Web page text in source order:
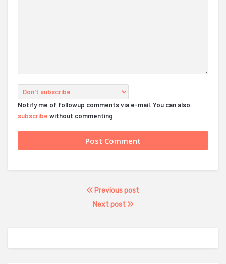
Notify me of followup comments via e-mail. You can also
subscribe without commenting.
Previous post
Next post